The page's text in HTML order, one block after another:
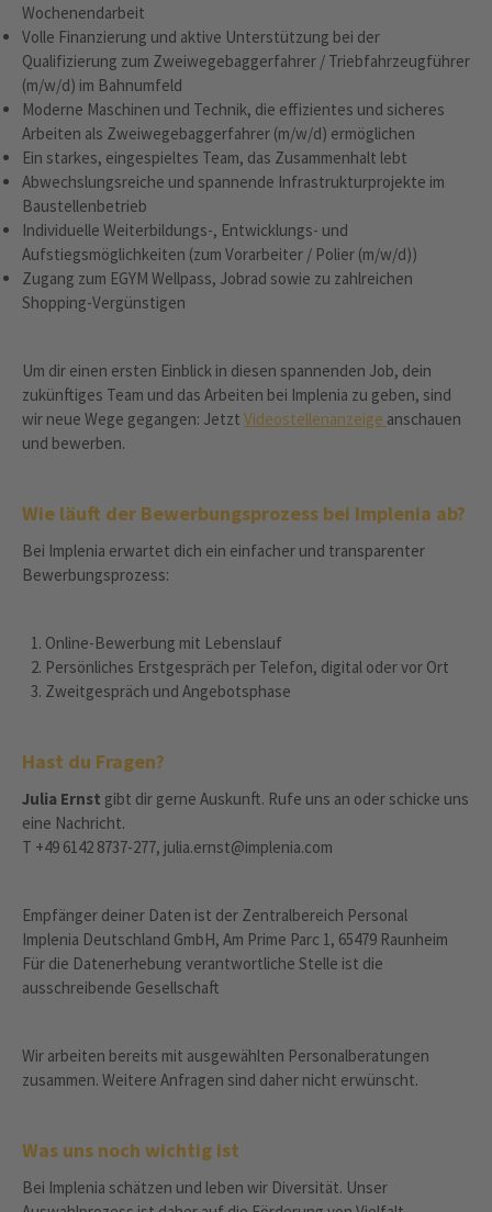
Wochenendarbeit
Volle Finanzierung und aktive Unterstützung bei der
Qualifizierung zum Zweiwegebaggerfahrer / Triebfahrzeugführer
(m/w/d) im Bahnumfeld
Moderne Maschinen und Technik, die effizientes und sicheres
Arbeiten als Zweiwegebaggerfahrer (m/w/d) ermöglichen
Ein starkes, eingespieltes Team, das Zusammenhalt lebt
Abwechslungsreiche und spannende Infrastrukturprojekte im
Baustellenbetrieb
Individuelle Weiterbildungs-, Entwicklungs- und
Aufstiegsmöglichkeiten (zum Vorarbeiter / Polier (m/w/d))
Zugang zum EGYM Wellpass, Jobrad sowie zu zahlreichen
Shopping-Vergünstigen
Um dir einen ersten Einblick in diesen spannenden Job, dein
zukünftiges Team und das Arbeiten bei Implenia zu geben, sind
wir neue Wege gegangen: Jetzt Videostellenanzeige anschauen
und bewerben.
Wie läuft der Bewerbungsprozess bei Implenia ab?
Bei Implenia erwartet dich ein einfacher und transparenter
Bewerbungsprozess:
Online-Bewerbung mit Lebenslauf
Persönliches Erstgespräch per Telefon, digital oder vor Ort
Zweitgespräch und Angebotsphase
Hast du Fragen?
Julia Ernst gibt dir gerne Auskunft. Rufe uns an oder schicke uns
eine Nachricht.
T +49 6142 8737-277, julia.ernst@implenia.com
Empfänger deiner Daten ist der Zentralbereich Personal
Implenia Deutschland GmbH, Am Prime Parc 1, 65479 Raunheim
Für die Datenerhebung verantwortliche Stelle ist die
ausschreibende Gesellschaft
Wir arbeiten bereits mit ausgewählten Personalberatungen
zusammen. Weitere Anfragen sind daher nicht erwünscht.
Was uns noch wichtig ist
Bei Implenia schätzen und leben wir Diversität. Unser